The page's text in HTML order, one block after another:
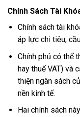
Chính Sách Tài
Chính sách tài
áp lực chi tiêu,
Chính phủ có thể
hay thuế VAT) và
thiện ngân sách
nền kinh tế.
Hai chính sách